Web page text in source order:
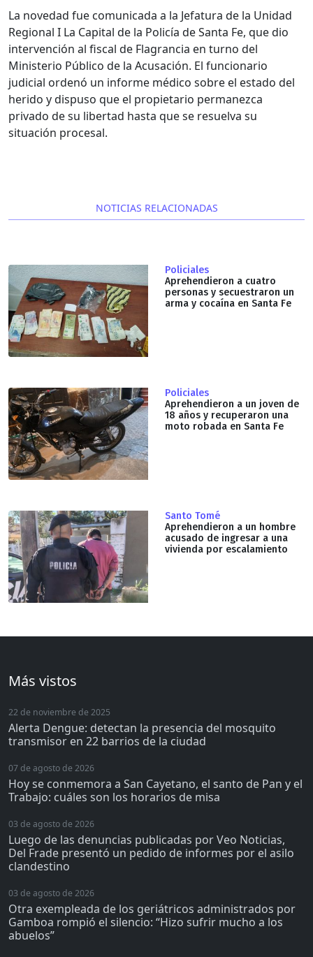
La novedad fue comunicada a la Jefatura de la Unidad
Regional I La Capital de la Policía de Santa Fe, que dio
intervención al fiscal de Flagrancia en turno del
Ministerio Público de la Acusación. El funcionario
judicial ordenó un informe médico sobre el estado del
herido y dispuso que el propietario permanezca
privado de su libertad hasta que se resuelva su
situación procesal.
NOTICIAS RELACIONADAS
Policiales
Aprehendieron a cuatro
personas y secuestraron un
arma y cocaína en Santa Fe
Policiales
Aprehendieron a un joven de
18 años y recuperaron una
moto robada en Santa Fe
Santo Tomé
Aprehendieron a un hombre
acusado de ingresar a una
vivienda por escalamiento
Más vistos
22 de noviembre de 2025
Alerta Dengue: detectan la presencia del mosquito
transmisor en 22 barrios de la ciudad
07 de agosto de 2026
Hoy se conmemora a San Cayetano, el santo de Pan y el
Trabajo: cuáles son los horarios de misa
03 de agosto de 2026
Luego de las denuncias publicadas por Veo Noticias,
Del Frade presentó un pedido de informes por el asilo
clandestino
03 de agosto de 2026
Otra exempleada de los geriátricos administrados por
Gamboa rompió el silencio: “Hizo sufrir mucho a los
abuelos”